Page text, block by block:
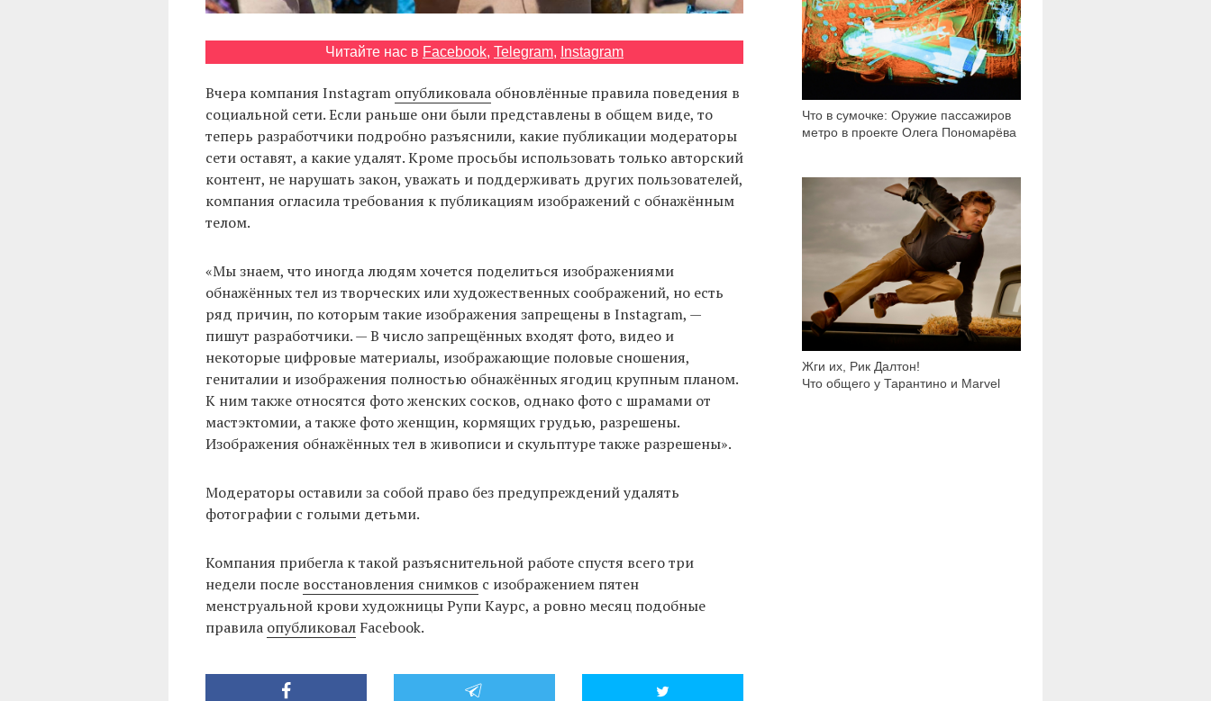
Читайте нас в Facebook, Telegram, Instagram
Вчера компания Instagram опубликовалаобновлённые правила поведения в
социальной сети. Если раньше они были представлены в общем виде, то
теперь разработчики подробно разъяснили, какие публикации модераторы
сети оставят, а какие удалят. Кроме просьбы использовать только авторский
контент, не нарушать закон, уважать и поддерживать других пользователей,
компания огласила требования к публикациям изображений с обнажённым
телом.
«Мы знаем, что иногда людям хочется поделиться изображениями
обнажённых тел из творческих или художественных соображений, но есть
ряд причин, по которым такие изображения запрещены в Instagram, —
пишут разработчики. — В число запрещённых входят фото, видео и
некоторые цифровые материалы, изображающие половые сношения,
гениталии и изображения полностью обнажённых ягодиц крупным планом.
К ним также относятся фото женских сосков, однако фото с шрамами от
мастэктомии, а также фото женщин, кормящих грудью, разрешены.
Изображения обнажённых тел в живописи и скульптуре также разрешены».
Модераторы оставили за собой право без предупреждений удалять
фотографии с голыми детьми.
Компания прибегла к такой разъяснительной работе спустя всего три
недели после восстановления снимков с изображением пятен
менструальной крови художницы Рупи Каурс, а ровно месяц подобные
правила опубликовалFacebоok.
Что в сумочке: Оружие пассажиров
метро в проекте Олега Пономарёва
Жги их, Рик Далтон!
Что общего у Тарантино и Marvel